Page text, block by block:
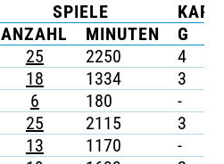
SPIELE
ANZAHL MINUTEN G
25 2250 4
18 1334 3
6 180 -
25 2115 3
13 1170 -